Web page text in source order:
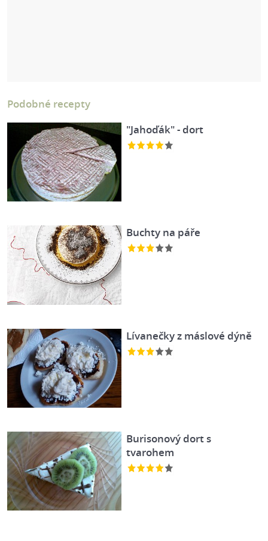
Podobné recepty
"Jahoďák" - dort
Buchty na páře
Lívanečky z máslové dýně
Burisonový dort s
tvarohem